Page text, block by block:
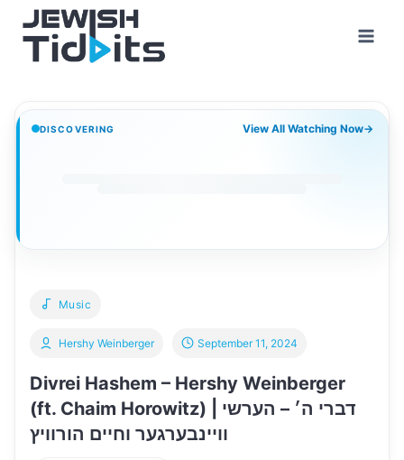
content
DISCOVERING View All Watching Now→
Music
Divrei Hashem – Hershy Weinberger
(ft. Chaim Horowitz) | דברי ה׳ – הערשי
וויינבערגער וחיים הורוויץ
Hershy Weinberger September 11, 2024